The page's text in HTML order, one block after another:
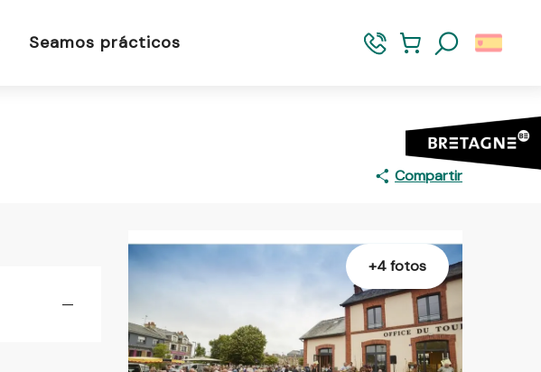
Seamos prácticos
Compartir
+4 fotos
—